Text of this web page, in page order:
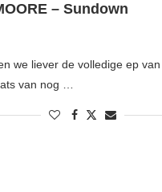
– Sundown
we liever de volledige ep
van nog …